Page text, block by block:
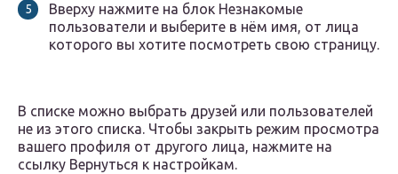
Вверху нажмите на блок Незнакомые
пользователи и выберите в нём имя, от лица
которого вы хотите посмотреть свою страницу.
В списке можно выбрать друзей или пользователей
не из этого списка. Чтобы закрыть режим просмотра
вашего профиля от другого лица, нажмите на
ссылку Вернуться к настройкам.